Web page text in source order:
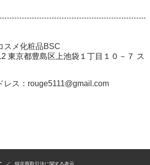
スメ化粧品BSC
東京都豊島区上池袋１丁目１０－７ ス
レス：rouge5111@gmail.com
特定商取引法に関する表示